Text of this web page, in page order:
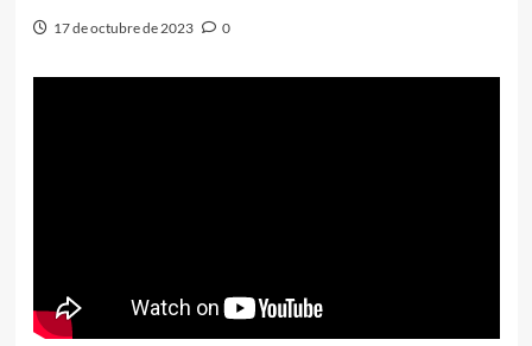
17 de octubre de 2023 0